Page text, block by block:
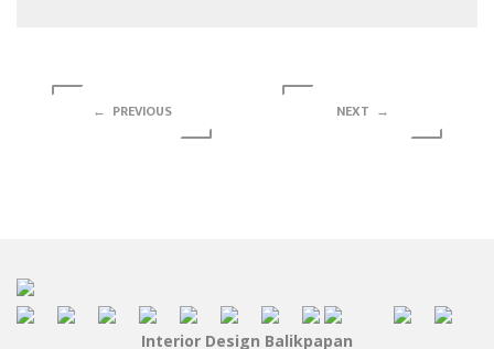
← PREVIOUS NEXT →
Interior Design Balikpapan